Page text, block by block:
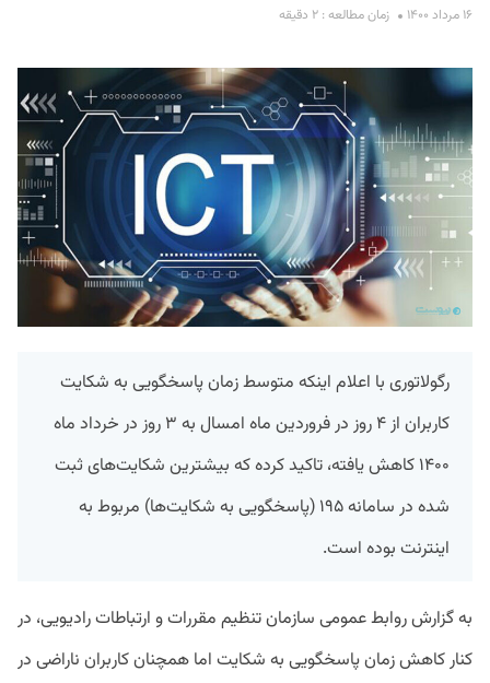
۱۶ مرداد ۱۴۰۰ زمان مطالعه : ۲ دقیقه
رگولاتوری با اعلام اینکه متوسط زمان پاسخگویی به شکایت
کاربران از ۴ روز در فروردین ماه امسال به ۳ روز در خرداد ماه
۱۴۰۰ کاهش یافته، تاکید کرده که بیشترین شکایت‌های ثبت
شده در سامانه ۱۹۵ (پاسخگویی به شکایت‌ها) مربوط به
اینترنت بوده است.
به گزارش روابط عمومی سازمان تنظیم مقررات و ارتباطات رادیویی، در
کنار کاهش زمان پاسخگویی به شکایت اما همچنان کاربران ناراضی در